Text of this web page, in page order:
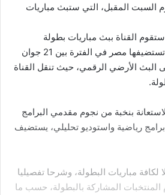
السبت المقبل، التي ستبث مباريات
القناة ببث مباريات بطولة
كأس الأمم الأفريقية التي تستضيفها مصر في الفترة بين 21 جوان
على البث الأرضي الرقمي، حيث تنقل القناة
بنخبة من نجوم مقدمي البرامج
رياضية واستوديو تحليلي، يستضيف
لكافة مباريات البطولة، وشرحا تفصيليا
المنتخبات المشاركة بالبطولة، حسب ما